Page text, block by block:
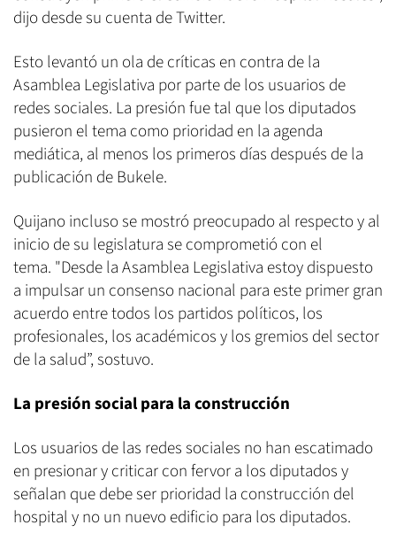
dijo desde su cuenta de Twitter.
Esto levantó un ola de críticas en contra de la
Asamblea Legislativa por parte de los usuarios de
redes sociales. La presión fue tal que los diputados
pusieron el tema como prioridad en la agenda
mediática, al menos los primeros días después de la
publicación de Bukele.
Quijano incluso se mostró preocupado al respecto y al
inicio de su legislatura se comprometió con el
tema. "Desde la Asamblea Legislativa estoy dispuesto
a impulsar un consenso nacional para este primer gran
acuerdo entre todos los partidos políticos, los
profesionales, los académicos y los gremios del sector
de la salud”, sostuvo.
La presión social para la construcción
Los usuarios de las redes sociales no han escatimado
en presionar y criticar con fervor a los diputados y
señalan que debe ser prioridad la construcción del
hospital y no un nuevo edificio para los diputados.